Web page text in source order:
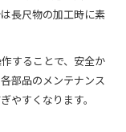
長尺物の加工時に素
することで、安全か
部品のメンテナンス
やすくなります。